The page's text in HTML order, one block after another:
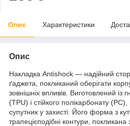
Опис Характеристики
Опис
Накладка Antishock — надійний
ґаджета, покликаний оберігати
зовнішніх впливів. Виготовлений із
(TPU) і стійкого полікарбонату
супутник у захисті. Його форма з
трапецієподібні контури,